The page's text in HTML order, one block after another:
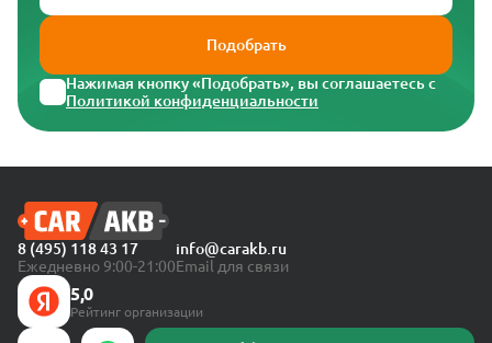
Подобрать
Нажимая кнопку «Подобрать», вы соглашаетесь с
Политикой конфиденциальности
8 (495) 118 43 17
Ежедневно 9:00-21:00
info@carakb.ru
Email для связи
5,0
Рейтинг организации